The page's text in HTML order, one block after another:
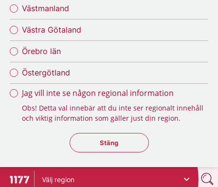
Västmanland
Västra Götaland
Örebro län
Östergötland
Jag vill inte se någon regional information
Obs! Detta val innebär att du inte ser regionalt innehåll
och viktig information som gäller just din region.
Stäng regionsväljaren
Stäng
Till startsidan för 1177
Välj region